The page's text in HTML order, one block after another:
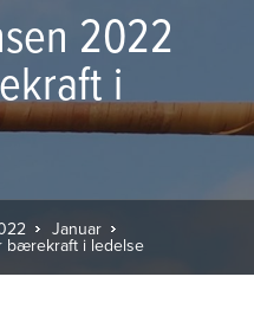
2022
i
Januar
bærekraft i ledelse